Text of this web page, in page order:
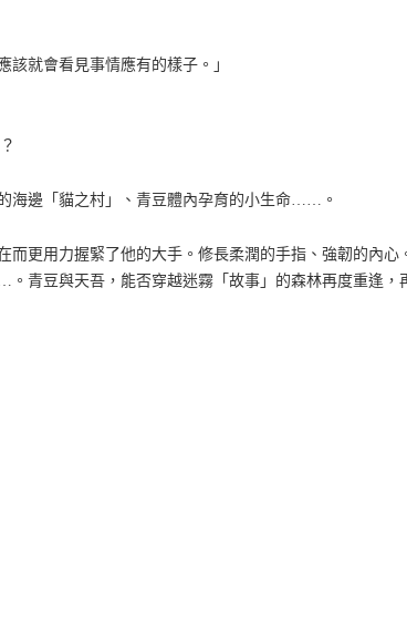
該就會看見事情應有的樣子。」
海邊「貓之村」、青豆體內孕育的小生命……。
而更用力握緊了他的大手。修長柔潤的手指、強韌的內
青豆與天吾，能否穿越迷霧「故事」的森林再度重逢，